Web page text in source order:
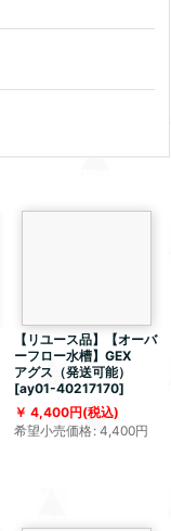
【リユース品】【オーバ
ーフロー水槽】GEX
アグス（発送可能）
[ay01-40217170]
4,400円(税込)
希望小売価格: 4,400円